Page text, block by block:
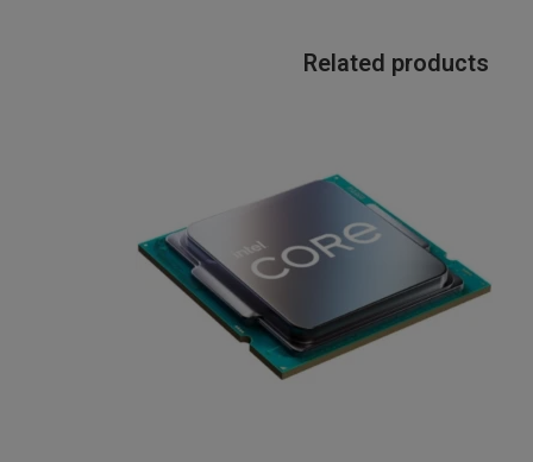
Related products